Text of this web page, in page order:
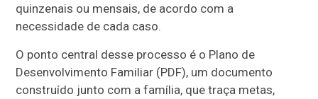
quinzenais ou mensais, de acordo com a
necessidade de cada caso.
O ponto central desse processo é o Plano de
Desenvolvimento Familiar (PDF), um documento
construído junto com a família, que traça metas,